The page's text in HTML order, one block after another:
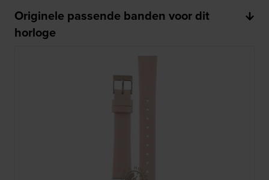
Originele passende banden voor dit
horloge